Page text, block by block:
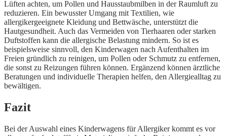
Lüften achten, um Pollen und Hausstaubmilben in der Raumluft zu
reduzieren. Ein bewusster Umgang mit Textilien, wie
allergikergeeignete Kleidung und Bettwäsche, unterstützt die
Hautgesundheit. Auch das Vermeiden von Tierhaaren oder starken
Duftstoffen kann die allergische Belastung mindern. So ist es
beispielsweise sinnvoll, den Kinderwagen nach Aufenthalten im
Freien gründlich zu reinigen, um Pollen oder Schmutz zu entfernen,
die sonst zu Reizungen führen können. Ergänzend können ärztliche
Beratungen und individuelle Therapien helfen, den Allergiealltag zu
bewältigen.
Fazit
Bei der Auswahl eines Kinderwagens für Allergiker kommt es vor